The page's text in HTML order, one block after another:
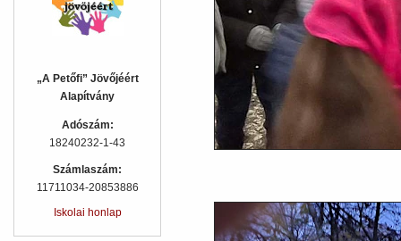
„A Petőfi” Jövőjéért
Alapítvány
Adószám:
18240232-1-43
Számlaszám:
11711034-20853886
Iskolai honlap